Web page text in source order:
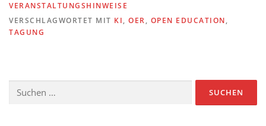
VERANSTALTUNGSHINWEISE
VERSCHLAGWORTET MIT KI, OER, OPEN EDUCATION,
TAGUNG
nach: